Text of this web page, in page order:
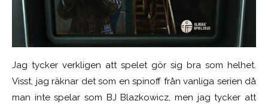
Jag tycker verkligen att spelet gör sig bra som helhet.
Visst, jag räknar det som en spinoff från vanliga serien då
man inte spelar som BJ Blazkowicz, men jag tycker att